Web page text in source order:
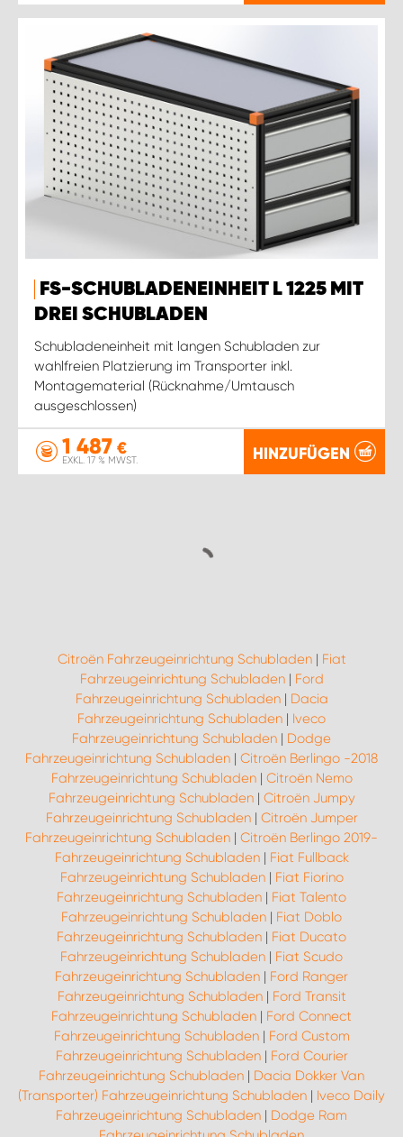
FS-SCHUBLADENEINHEIT L 1225 MIT
DREI SCHUBLADEN
Schubladeneinheit mit langen Schubladen zur
wahlfreien Platzierung im Transporter inkl.
Montagematerial (Rücknahme/Umtausch
ausgeschlossen)
1 487 €
EXKL. 17 % MWST. HINZUFÜGEN
Citroën Fahrzeugeinrichtung Schubladen| Fiat
Fahrzeugeinrichtung Schubladen| Ford
Fahrzeugeinrichtung Schubladen| Dacia
Fahrzeugeinrichtung Schubladen | Iveco
Fahrzeugeinrichtung Schubladen | Dodge
Fahrzeugeinrichtung Schubladen | Citroën Berlingo -2018
Fahrzeugeinrichtung Schubladen| Citroën Nemo
Fahrzeugeinrichtung Schubladen| Citroën Jumpy
Fahrzeugeinrichtung Schubladen| Citroën Jumper
Fahrzeugeinrichtung Schubladen | Citroën Berlingo 2019-
Fahrzeugeinrichtung Schubladen| Fiat Fullback
Fahrzeugeinrichtung Schubladen| Fiat Fiorino
Fahrzeugeinrichtung Schubladen | Fiat Talento
Fahrzeugeinrichtung Schubladen | Fiat Doblo
Fahrzeugeinrichtung Schubladen | Fiat Ducato
Fahrzeugeinrichtung Schubladen | Fiat Scudo
Fahrzeugeinrichtung Schubladen | Ford Ranger
Fahrzeugeinrichtung Schubladen| Ford Transit
Fahrzeugeinrichtung Schubladen | Ford Connect
Fahrzeugeinrichtung Schubladen| Ford Custom
Fahrzeugeinrichtung Schubladen| Ford Courier
Fahrzeugeinrichtung Schubladen | Dacia Dokker Van
(Transporter) Fahrzeugeinrichtung Schubladen | Iveco Daily
Fahrzeugeinrichtung Schubladen | Dodge Ram